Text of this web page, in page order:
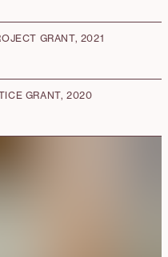
GRANT, 2021
GRANT, 2020